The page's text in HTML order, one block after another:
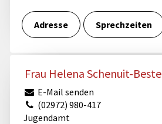
Adresse Sprechzeiten
Frau Helena Schenuit-Beste
E-Mail senden
(02972) 980-417
Jugendamt